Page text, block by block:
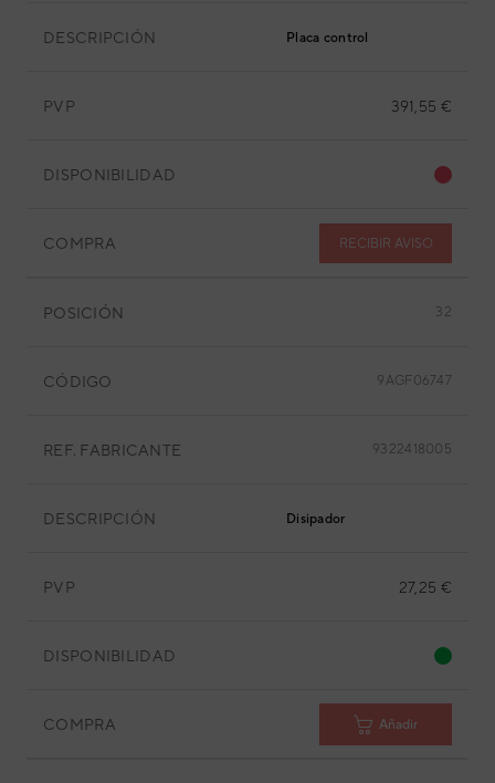
DESCRIPCIÓN Placa control
PVP 391,55 €
DISPONIBILIDAD
COMPRA RECIBIR AVISO
POSICIÓN 32
CÓDIGO 9AGF06747
REF. FABRICANTE 9322418005
DESCRIPCIÓN Disipador
PVP 27,25 €
DISPONIBILIDAD
COMPRA Añadir